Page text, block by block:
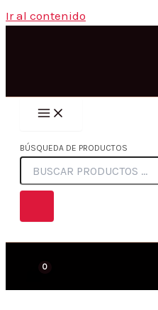
Ir al contenido
BÚSQUEDA DE PRODUCTOS